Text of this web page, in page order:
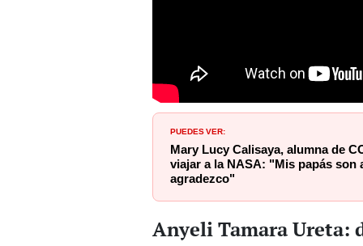
PUEDES VER:
Mary Lucy Calisaya, alumna de
viajar a la NASA: "Mis papás son
agradezco"
Anyeli Tamara Ureta: